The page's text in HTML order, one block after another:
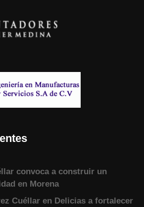
convoca a construir un
en Morena
Cuéllar en Delicias a fortalecer